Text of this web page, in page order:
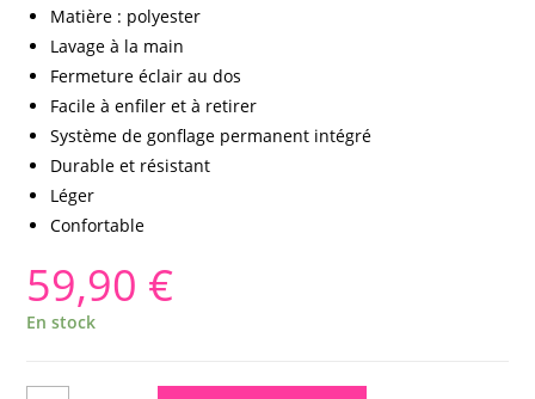
Matière : polyester
Lavage à la main
Fermeture éclair au dos
Facile à enfiler et à retirer
Système de gonflage permanent intégré
Durable et résistant
Léger
Confortable
59,90 €
En stock